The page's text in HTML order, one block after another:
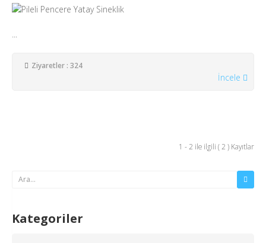
Ziyaretler : 324
İncele
1 - 2 ile ilgili ( 2 ) Kayıtlar
Kategoriler